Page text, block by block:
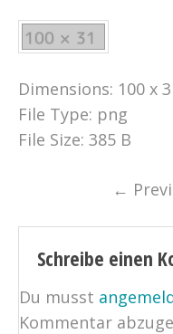
Dimensions: 100 x
File Type: png
File Size: 385 B
←
Schreibe einen
Du musst
Kommentar